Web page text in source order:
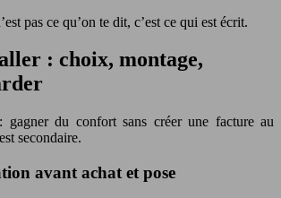
pas ce qu’on te dit, c’est ce qui est écrit.
: choix, montage,
du confort sans créer une facture au
secondaire.
avant achat et pose